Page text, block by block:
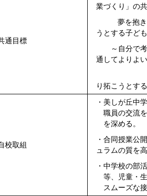
通目標
業づくり」の
夢を抱
うとする子ど
～自分で
通してよりよ
り拓こうとす
校取組
・美しが丘中
職員の交流
を深める。
・合同授業公
ュラムの質を
・中学校の部
等、児童・
スムーズな